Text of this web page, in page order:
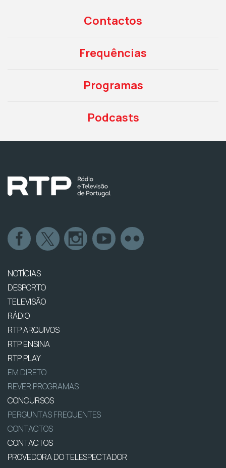
Contactos
Frequências
Programas
Podcasts
NOTÍCIAS
DESPORTO
TELEVISÃO
RÁDIO
RTP ARQUIVOS
RTP ENSINA
RTP PLAY
EM DIRETO
REVER PROGRAMAS
CONCURSOS
PERGUNTAS FREQUENTES
CONTACTOS
CONTACTOS
PROVEDORA DO TELESPECTADOR